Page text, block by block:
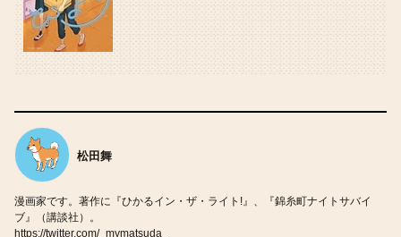
松田舞
漫画家です。著作に『ひかるイン・ザ・ライト!』、『錦糸町ナイトサバイ
ブ』（講談社）。
https://twitter.com/_mymatsuda_